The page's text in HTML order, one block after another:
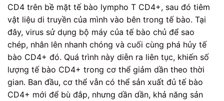
CD4 trên bề mặt tế bào lympho T CD4+, sau đó tiêm
vật liệu di truyền của mình vào bên trong tế bào. Tại
đây, virus sử dụng bộ máy của tế bào chủ để sao
chép, nhân lên nhanh chóng và cuối cùng phá hủy tế
bào CD4+ đó. Quá trình này diễn ra liên tục, khiến số
lượng tế bào CD4+ trong cơ thể giảm dần theo thời
gian. Ban đầu, cơ thể vẫn có thể sản xuất đủ tế bào
CD4+ mới để bù đắp, nhưng dần dần, khả năng sản